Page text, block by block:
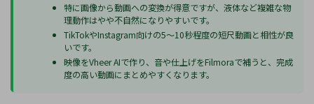
特に画像から動画への変換が得意ですが、液体など複雑な物
理動作はやや不自然になりやすいです。
TikTokやInstagram向けの5〜10秒程度の短尺動画と相性が良
いです。
映像をVheer AIで作り、音や仕上げをFilmoraで補うと、完成
度の高い動画にまとめやすくなります。